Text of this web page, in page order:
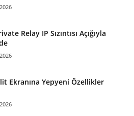
Relay IP Sızıntısı Açığıyla
Ekranına Yepyeni Özellikler